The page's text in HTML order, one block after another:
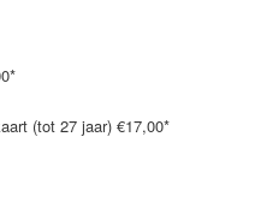
(tot 27 jaar) €17,00*